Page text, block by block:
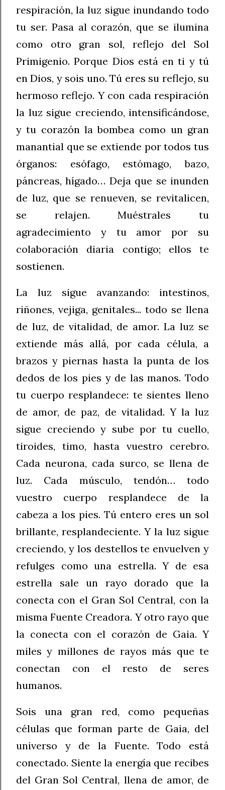
respiración, la luz sigue inundando todo
tu ser. Pasa al corazón, que se ilumina
como otro gran sol, reflejo del Sol
Primigenio. Porque Dios está en ti y tú
en Dios, y sois uno. Tú eres su reflejo, su
hermoso reflejo. Y con cada respiración
la luz sigue creciendo, intensificándose,
y tu corazón la bombea como un gran
manantial que se extiende por todos tus
órganos: esófago, estómago, bazo,
páncreas, hígado… Deja que se inunden
de luz, que se renueven, se revitalicen,
se relajen. Muéstrales tu
agradecimiento y tu amor por su
colaboración diaria contigo; ellos te
sostienen.
La luz sigue avanzando: intestinos,
riñones, vejiga, genitales... todo se llena
de luz, de vitalidad, de amor. La luz se
extiende más allá, por cada célula, a
brazos y piernas hasta la punta de los
dedos de los pies y de las manos. Todo
tu cuerpo resplandece: te sientes lleno
de amor, de paz, de vitalidad. Y la luz
sigue creciendo y sube por tu cuello,
tiroides, timo, hasta vuestro cerebro.
Cada neurona, cada surco, se llena de
luz. Cada músculo, tendón… todo
vuestro cuerpo resplandece de la
cabeza a los pies. Tú entero eres un sol
brillante, resplandeciente. Y la luz sigue
creciendo, y los destellos te envuelven y
refulges como una estrella. Y de esa
estrella sale un rayo dorado que la
conecta con el Gran Sol Central, con la
misma Fuente Creadora. Y otro rayo que
la conecta con el corazón de Gaia. Y
miles y millones de rayos más que te
conectan con el resto de seres
humanos.
Sois una gran red, como pequeñas
células que forman parte de Gaia, del
universo y de la Fuente. Todo está
conectado. Siente la energía que recibes
del Gran Sol Central, llena de amor, de